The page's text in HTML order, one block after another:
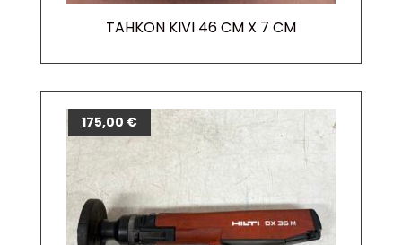
TAHKON KIVI 46 CM X 7 CM
175,00 €